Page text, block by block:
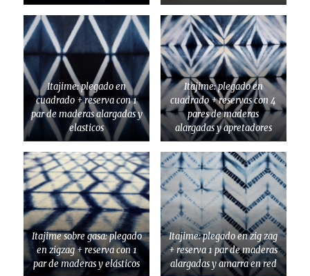
Itajime: plegado en
cuadrado + reserva con 1
par de maderas alargadas y
elasticos
Itajime: plegado en
cuadrado + reservas con 4
pares de maderas
alargadas y apretadores
Itajime sobre gasa: plegado
en zigzag + reserva con 1
par de maderas y elásticos
Itajime: plegado en zig zag
+ reserva 1 par de maderas
alargadas y amarra en red